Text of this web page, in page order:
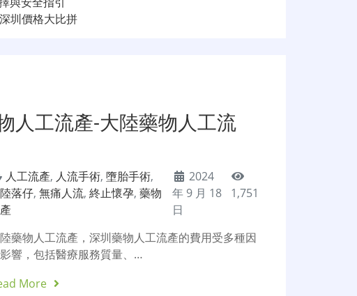
圳價格大比拼
人工流產-大陸藥物人工流
人工流產, 人流手術,墮胎手術,
落仔,無痛人流,終止懷孕,藥物
2024
年 9 月 18
日
1,751
藥物人工流產，深圳藥物人工流產的費用受多種因
響，包括醫療服務質量、…
More